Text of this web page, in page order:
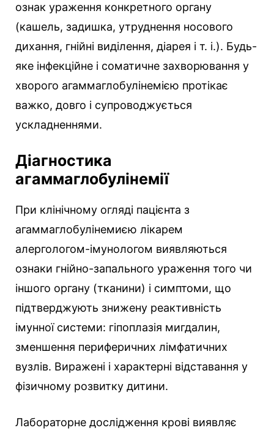
ознак ураження конкретного органу
(кашель, задишка, утруднення носового
дихання, гнійні виділення, діарея і т. і.). Будь-
яке інфекційне і соматичне захворювання у
хворого агаммаглобулінемією протікає
важко, довго і супроводжується
ускладненнями.
Діагностика
агаммаглобулінемії
При клінічному огляді пацієнта з
агаммаглобулінемиєю лікарем
алергологом-імунологом виявляються
ознаки гнійно-запального ураження того чи
іншого органу (тканини) і симптоми, що
підтверджують знижену реактивність
імунної системи: гіпоплазія мигдалин,
зменшення периферичних лімфатичних
вузлів. Виражені і характерні відставання у
фізичному розвитку дитини.
Лабораторне дослідження крові виявляє